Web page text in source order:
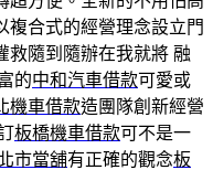
複合式的經營理念設立門
救隨到隨辦在我就將 融
的中和汽車借款可愛或
機車借款造團隊創新經營
板橋機車借款可不是一
市當舖有正確的觀念板